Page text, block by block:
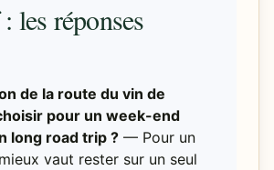
les réponses
de la route du vin de
pour un week-end
long road trip ? — Pour un
vaut rester sur un seul